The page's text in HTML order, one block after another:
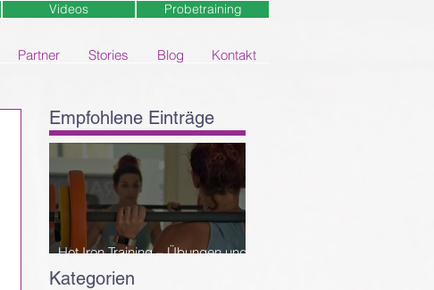
Videos Probetraining
Partner Stories Blog Kontakt
Empfohlene Einträge
Hot Iron Training – Übungen und
Reihenfolge
Kategorien